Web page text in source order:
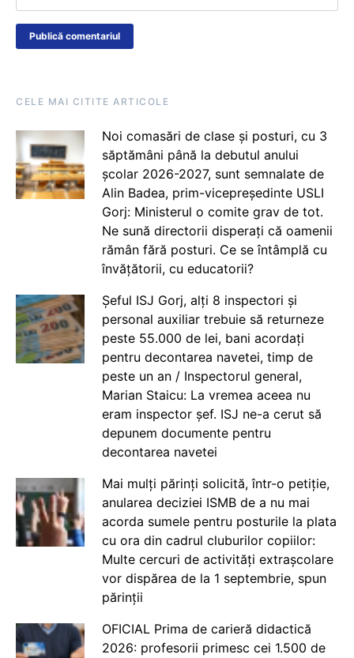
CELE MAI CITITE ARTICOLE
Noi comasări de clase și posturi, cu 3
săptămâni până la debutul anului
școlar 2026-2027, sunt semnalate de
Alin Badea, prim-vicepreședinte USLI
Gorj: Ministerul o comite grav de tot.
Ne sună directorii disperați că oamenii
rămân fără posturi. Ce se întâmplă cu
învățătorii, cu educatorii?
Șeful ISJ Gorj, alți 8 inspectori și
personal auxiliar trebuie să returneze
peste 55.000 de lei, bani acordați
pentru decontarea navetei, timp de
peste un an / Inspectorul general,
Marian Staicu: La vremea aceea nu
eram inspector șef. ISJ ne-a cerut să
depunem documente pentru
decontarea navetei
Mai mulți părinți solicită, într-o petiție,
anularea deciziei ISMB de a nu mai
acorda sumele pentru posturile la plata
cu ora din cadrul cluburilor copiilor:
Multe cercuri de activități extrașcolare
vor dispărea de la 1 septembrie, spun
părinții
OFICIAL Prima de carieră didactică
2026: profesorii primesc cei 1.500 de